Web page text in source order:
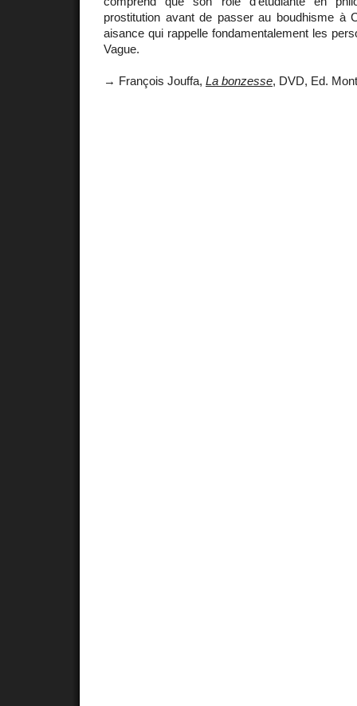
prostitution avant de passer au boudhisme à
aisance qui rappelle fondamentalement les
Vague.
→ François Jouffa, La bonzesse, DVD, Ed.